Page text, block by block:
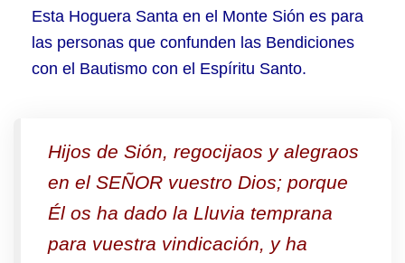
¿A
qué
Grupo
Grupo
Esta Hoguera Santa en el Monte Sión es para
las personas que confunden las Bendiciones
con el Bautismo con el Espíritu Santo.
Hijos de Sión, regocijaos y alegraos
en el SEÑOR vuestro Dios; porque
Él os ha dado la Lluvia temprana
para vuestra vindicación, y ha